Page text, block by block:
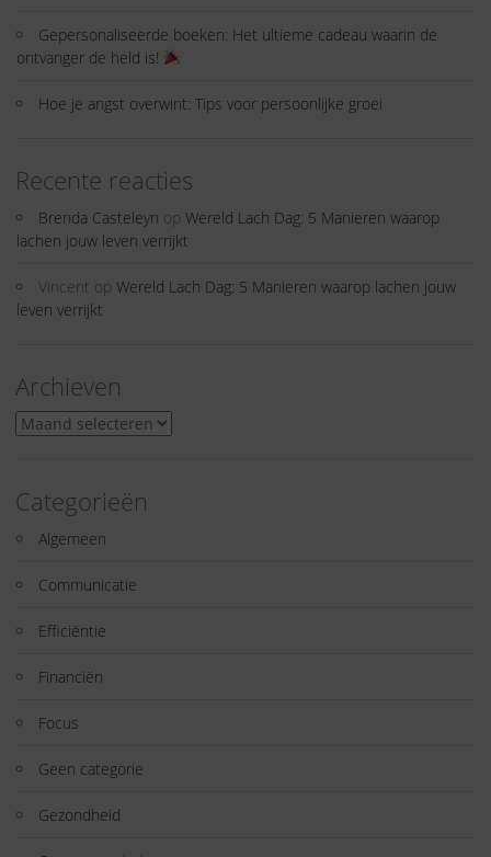
Gepersonaliseerde boeken: Het ultieme cadeau waarin de
ontvanger de held is!
Hoe je angst overwint: Tips voor persoonlijke groei
Recente reacties
Brenda Casteleyn op Wereld Lach Dag: 5 Manieren waarop
lachen jouw leven verrijkt
Vincent op Wereld Lach Dag: 5 Manieren waarop lachen jouw
leven verrijkt
Archieven
Archieven
Categorieën
Algemeen
Communicatie
Efficiëntie
Financiën
Focus
Geen categorie
Gezondheid